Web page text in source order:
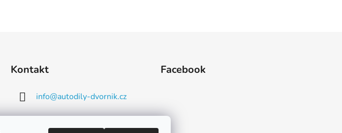
Kontakt
info@autodily-dvornik.cz
Facebook